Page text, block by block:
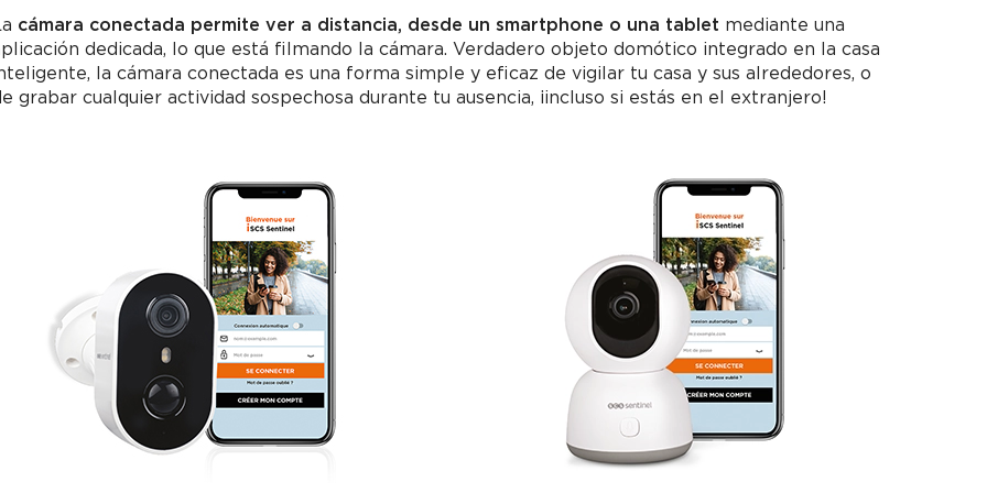
cámara conectada permite ver a distancia, desde un smartphone o una tablet mediante una
dedicada, lo que está filmando la cámara. Verdadero objeto domótico integrado en la casa
la cámara conectada es una forma simple y eficaz de vigilar tu casa y sus alrededores, o
grabar cualquier actividad sospechosa durante tu ausencia, ¡incluso si estás en el extranjero!